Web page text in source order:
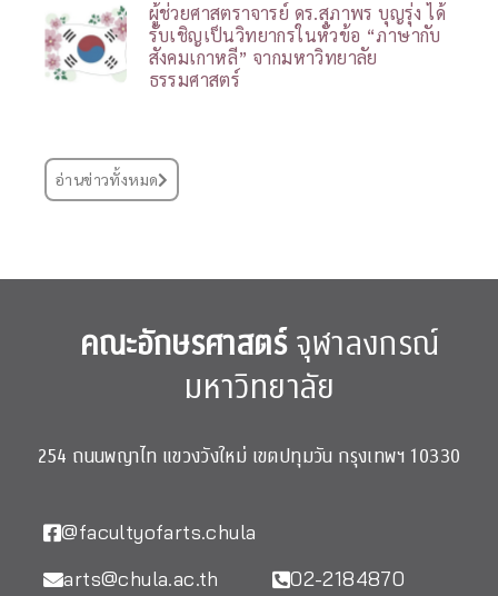
ผู้ช่วยศาสตราจารย์ ดร.สุภาพร บุญรุ่ง ได้
รับเชิญเป็นวิทยากรในหัวข้อ “ภาษากับ
สังคมเกาหลี” จากมหาวิทยาลัย
ธรรมศาสตร์
อ่านข่าวทั้งหมด
คณะอักษรศาสตร์จุฬาลงกรณ์
มหาวิทยาลัย
254 ถนนพญาไท แขวงวังใหม่ เขตปทุมวัน กรุงเทพฯ 10330
@facultyofarts.chula
arts@chula.ac.th
02-2184870